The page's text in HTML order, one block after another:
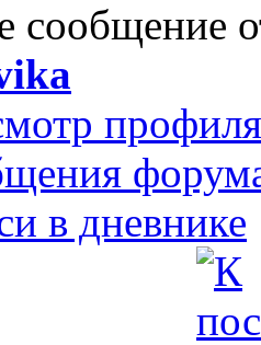
сообщение
профиля
в дневнике